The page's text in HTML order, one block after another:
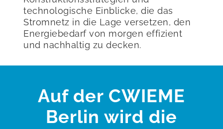
technologische Einblicke, die das
Stromnetz in die Lage versetzen, den
Energiebedarf von morgen effizient
und nachhaltig zu decken.
Auf der CWIEME
Berlin wird die